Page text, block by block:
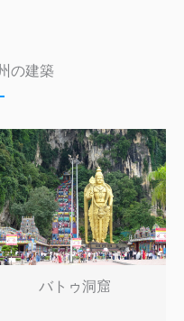
の建築
バトゥ洞窟